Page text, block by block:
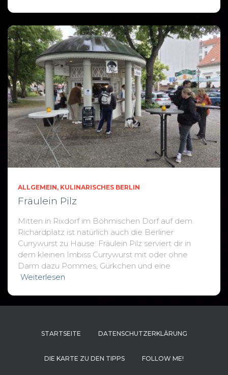
ALLGEMEIN KULINARISCHES BERLIN
Fräulein Pilz
Mitten in Rixdorf im Böhmischen Dorf auf dem
Richardplatz ist natürlich auch die Berliner
Currywurst zu Hause: Fräulein Pilz serviert dir in
dem kleinen Imbiss Currywurst mit oder ohne
Darm dazu Pommes, Gürkchen und eine
Weiterlesen
STARTSEITE DATENSCHUTZERKLÄRUNG
DIE KARTE ZU DEN TIPPS FOLLOW ME!